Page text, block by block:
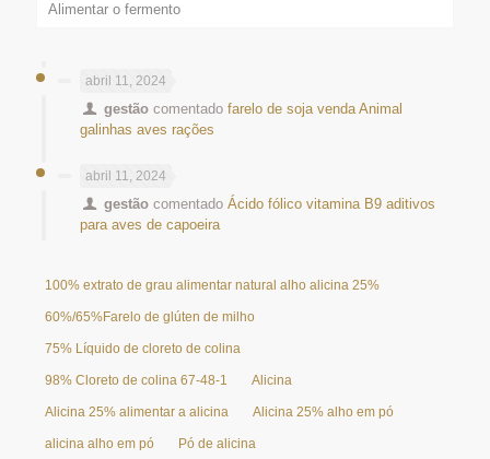
Alimentar o fermento
abril 11, 2024
gestão comentadofarelo de soja venda Animal
galinhas aves rações
abril 11, 2024
gestão comentadoÁcido fólico vitamina B9 aditivos
para aves de capoeira
100% extrato de grau alimentar natural alho alicina 25%
60%/65%Farelo de glúten de milho
75% Líquido de cloreto de colina
98% Cloreto de colina 67-48-1 Alicina
Alicina 25% alimentar a alicina Alicina 25% alho em pó
alicina alho em pó Pó de alicina